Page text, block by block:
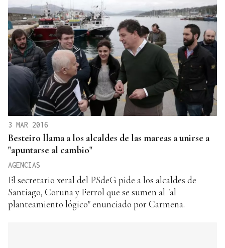
3 MAR 2016
Besteiro llama a los alcaldes de las mareas a unirse a
"apuntarse al cambio"
AGENCIAS
El secretario xeral del PSdeG pide a los alcaldes de
Santiago, Coruña y Ferrol que se sumen al "al
planteamiento lógico" enunciado por Carmena.